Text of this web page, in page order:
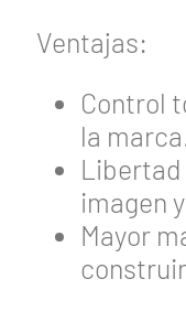
Ventajas:
Control
la
Libertad
imagen
Mayor